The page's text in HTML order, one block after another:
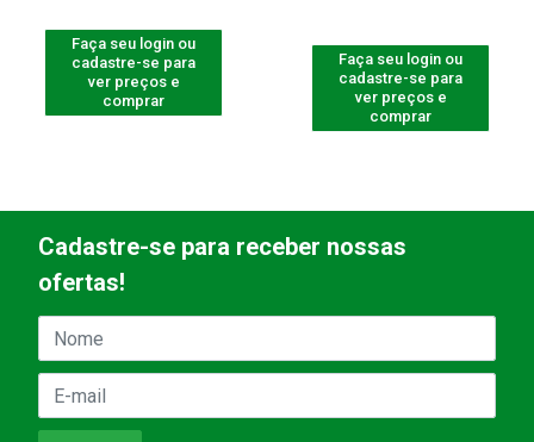
Faça seu login ou
cadastre-se para
ver preços e
comprar
Faça seu login ou
cadastre-se para
ver preços e
comprar
Cadastre-se para receber nossas
ofertas!